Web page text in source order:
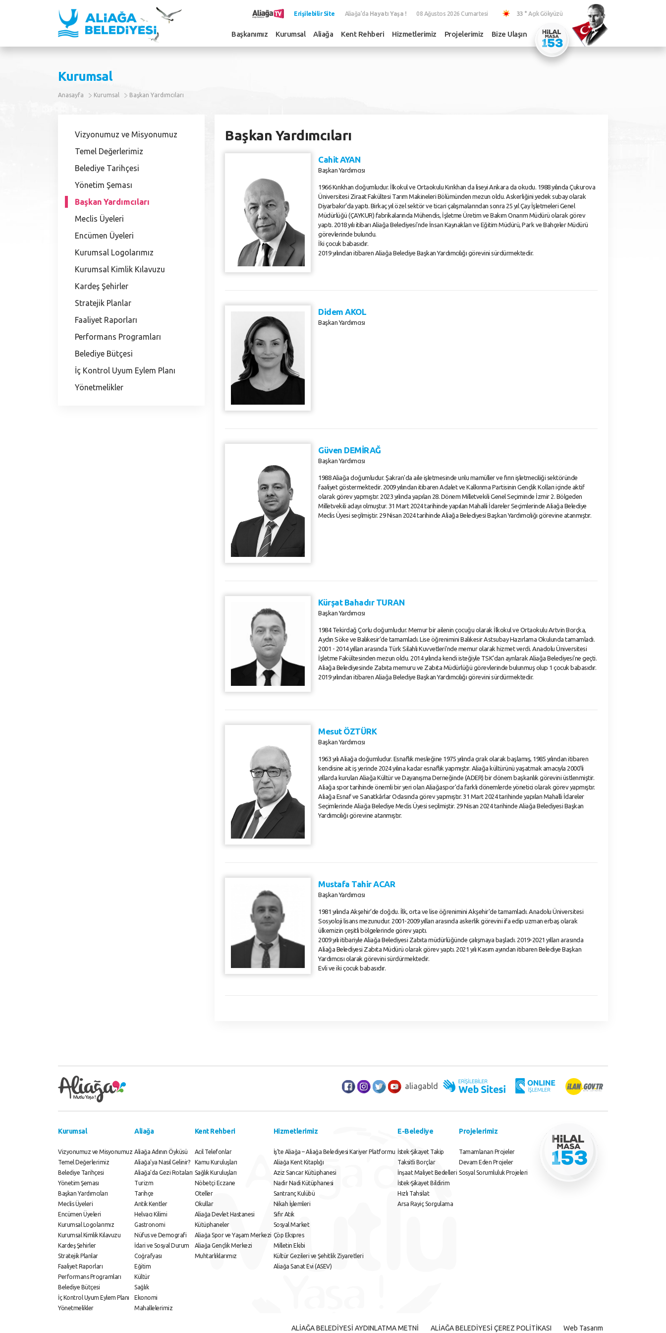
Erişilebilir Site Aliağa’da Hayatı Yaşa ! 08 Ağustos 2026 Cumartesi 33 ° Açık Gökyüzü
Başkanımız Kurumsal Aliağa Kent Rehberi Hizmetlerimiz Projelerimiz Bize Ulaşın
Kurumsal
Anasayfa Kurumsal Başkan Yardımcıları
Vizyonumuz ve Misyonumuz
Temel Değerlerimiz
Belediye Tarihçesi
Yönetim Şeması
Başkan Yardımcıları
Meclis Üyeleri
Encümen Üyeleri
Kurumsal Logolarımız
Kurumsal Kimlik Kılavuzu
Kardeş Şehirler
Stratejik Planlar
Faaliyet Raporları
Performans Programları
Belediye Bütçesi
İç Kontrol Uyum Eylem Planı
Yönetmelikler
Başkan Yardımcıları
Cahit AYAN
Başkan Yardımcısı
1966 Kırıkhan doğumludur. İlkokul ve Ortaokulu Kırıkhan da liseyi Ankara da okudu. 1988 yılında Çukurova
Üniversitesi Ziraat Fakültesi Tarım Makineleri Bölümünden mezun oldu. Askerliğini yedek subay olarak
Diyarbakır’da yaptı. Birkaç yıl özel sektör ve ticari çalışmalarından sonra 25 yıl Çay İşletmeleri Genel
Müdürlüğü (ÇAYKUR) fabrikalarında Mühendis, İşletme Üretim ve Bakım Onarım Müdürü olarak görev
yaptı. 2018 yılı itibarı Aliağa Belediyesi’nde İnsan Kaynakları ve Eğitim Müdürü, Park ve Bahçeler Müdürü
görevlerinde bulundu.
İki çocuk babasıdır.
2019 yılından itibaren Aliağa Belediye Başkan Yardımcılığı görevini sürdürmektedir.
Didem AKOL
Başkan Yardımcısı
Güven DEMİRAĞ
Başkan Yardımcısı
1988 Aliağa doğumludur. Şakran'da aile işletmesinde unlu mamüller ve fırın işletmeciliği sektöründe
faaliyet göstermektedir. 2009 yılından itibaren Adalet ve Kalkınma Partisinin Gençlik Kolları içinde aktif
olarak görev yapmıştır. 2023 yılında yapılan 28. Dönem Milletvekili Genel Seçiminde İzmir 2. Bölgeden
Milletvekili adayı olmuştur. 31 Mart 2024 tarihinde yapılan Mahalli İdareler Seçimlerinde Aliağa Belediye
Meclis Üyesi seçilmiştir. 29 Nisan 2024 tarihinde Aliağa Belediyesi Başkan Yardımcılığı görevine atanmıştır.
Kürşat Bahadır TURAN
Başkan Yardımcısı
1984 Tekirdağ Çorlu doğumludur. Memur bir ailenin çocuğu olarak İlkokul ve Ortaokulu Artvin Borçka,
Aydın Söke ve Balıkesir’de tamamladı. Lise öğrenimini Balıkesir Astsubay Hazırlama Okulunda tamamladı.
2001 - 2014 yılları arasında Türk Silahlı Kuvvetleri’nde memur olarak hizmet verdi. Anadolu Üniversitesi
İşletme Fakültesinden mezun oldu. 2014 yılında kendi isteğiyle TSK’dan ayrılarak Aliağa Belediyesi’ne geçti.
Aliağa Belediyesinde Zabıta memuru ve Zabıta Müdürlüğü görevlerinde bulunmuş olup 1 çocuk babasıdır.
2019 yılından itibaren Aliağa Belediye Başkan Yardımcılığı görevini sürdürmektedir.
Mesut ÖZTÜRK
Başkan Yardımcısı
1963 yılı Aliağa doğumludur. Esnaflık mesleğine 1975 yılında çırak olarak başlamış, 1985 yılından itibaren
kendisine ait iş yerinde 2024 yılına kadar esnaflık yapmıştır. Aliağa kültürünü yaşatmak amacıyla 2000'li
yıllarda kurulan Aliağa Kültür ve Dayanışma Derneğinde (ADER) bir dönem başkanlık görevini üstlenmiştir.
Aliağa spor tarihinde önemli bir yeri olan Aliağaspor'da farklı dönemlerde yönetici olarak görev yapmıştır.
Aliağa Esnaf ve Sanatkârlar Odasında görev yapmıştır. 31 Mart 2024 tarihinde yapılan Mahalli İdareler
Seçimlerinde Aliağa Belediye Meclis Üyesi seçilmiştir. 29 Nisan 2024 tarihinde Aliağa Belediyesi Başkan
Yardımcılığı görevine atanmıştır.
Mustafa Tahir ACAR
Başkan Yardımcısı
1981 yılında Akşehir’de doğdu. İlk, orta ve lise öğrenimini Akşehir'de tamamladı. Anadolu Üniversitesi
Sosyoloji lisans mezunudur. 2001-2009 yılları arasında askerlik görevini ifa edip uzman erbaş olarak
ülkemizin çeşitli bölgelerinde görev yaptı.
2009 yılı itibariyle Aliağa Belediyesi Zabıta müdürlüğünde çalışmaya başladı. 2019-2021 yılları arasında
Aliağa Belediyesi Zabıta Müdürü olarak görev yaptı. 2021 yılı Kasım ayından itibaren Belediye Başkan
Yardımcısı olarak görevini sürdürmektedir.
Evli ve iki çocuk babasıdır.
aliagabld
Kurumsal
Vizyonumuz ve Misyonumuz
Temel Değerlerimiz
Belediye Tarihçesi
Yönetim Şeması
Başkan Yardımcıları
Meclis Üyeleri
Encümen Üyeleri
Kurumsal Logolarımız
Kurumsal Kimlik Kılavuzu
Kardeş Şehirler
Stratejik Planlar
Faaliyet Raporları
Performans Programları
Belediye Bütçesi
İç Kontrol Uyum Eylem Planı
Yönetmelikler
Aliağa
Aliağa Adının Öyküsü
Aliağa'ya Nasıl Gelinir?
Aliağa'da Gezi Rotaları
Turizm
Tarihçe
Antik Kentler
Helvacı Kilimi
Gastronomi
Nüfus ve Demografi
İdari ve Sosyal Durum
Coğrafyası
Eğitim
Kültür
Sağlık
Ekonomi
Mahallelerimiz
Kent Rehberi
Acil Telefonlar
Kamu Kuruluşları
Sağlık Kuruluşları
Nöbetçi Eczane
Oteller
Okullar
Aliağa Devlet Hastanesi
Kütüphaneler
Aliağa Spor ve Yaşam Merkezi
Aliağa Gençlik Merkezi
Muhtarlıklarımız
Hizmetlerimiz
İş’te Aliağa – Aliağa Belediyesi Kariyer Platformu
Aliağa Kent Kitaplığı
Aziz Sancar Kütüphanesi
Nadir Nadi Kütüphanesi
Santranç Kulübü
Nikah İşlemleri
Sıfır Atık
Sosyal Market
Çöp Ekspres
Milletin Ekibi
Kültür Gezileri ve Şehitlik Ziyaretleri
Aliağa Sanat Evi (ASEV)
E-Belediye
İstek-Şikayet Takip
Taksitli Borçlar
İnşaat Maliyet Bedelleri
İstek-Şikayet Bildirim
Hızlı Tahsilat
Arsa Rayiç Sorgulama
Projelerimiz
Tamamlanan Projeler
Devam Eden Projeler
Sosyal Sorumluluk Projeleri
ALİAĞA BELEDİYESİ AYDINLATMA METNİ ALİAĞA BELEDİYESİ ÇEREZ POLİTİKASI Web Tasarım